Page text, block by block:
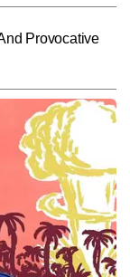
में सक्रिय हैं। उन्होंने
इस क्षेत्र में अपनी पकड़ बनाई
कंटेंट निर्माण का अनुभव है,
हैं। 7,000 से अधिक
खबरों को सटीक,
में नवीनतम
की क्षमता साफ झलकती
और पढ़ें
SUBMIT